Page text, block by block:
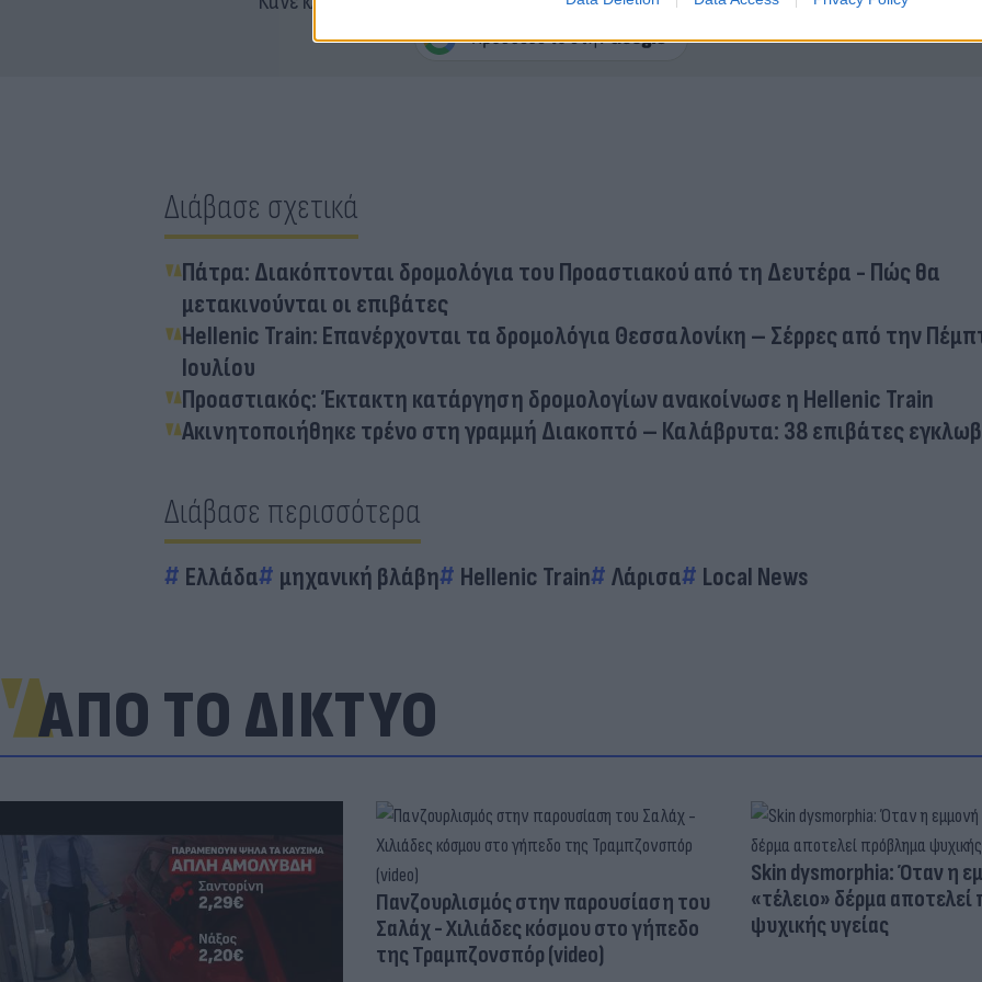
Διάβασε σχετικά
Πάτρα: Διακόπτονται δρομολόγια του Προαστιακού από τη Δευτέρα - Πώς θα
μετακινούνται οι επιβάτες
Hellenic Train: Επανέρχονται τα δρομολόγια Θεσσαλονίκη – Σέρρες από την
Ιουλίου
Προαστιακός: Έκτακτη κατάργηση δρομολογίων ανακοίνωσε η Hellenic Train
Ακινητοποιήθηκε τρένο στη γραμμή Διακοπτό – Καλάβρυτα: 38 επιβάτες
Διάβασε περισσότερα
Ελλάδα μηχανική βλάβη Hellenic Train Λάρισα Local News
ΑΠΟ ΤΟ ΔΙΚΤΥΟ
Πανζουρλισμός στην παρουσίαση του
Σαλάχ - Χιλιάδες κόσμου στο γήπεδο
της Τραμπζονσπόρ (video)
Skin dysmorphia: Όταν η
«τέλειο» δέρμα
ψυχικής υγείας